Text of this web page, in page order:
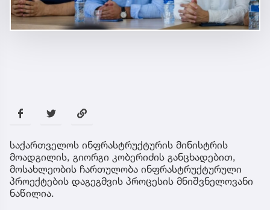
საქართველოს ინფრასტრუქტურის მინისტრის
მოადგილის, გიორგი კობერიძის განცხადებით,
მოსახლეობის ჩართულობა ინფრასტრუქტურული
პროექტების დაგეგმვის პროცესის მნიშვნელოვანი
ნაწილია.